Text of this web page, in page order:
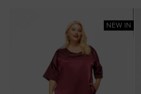
NEW IN